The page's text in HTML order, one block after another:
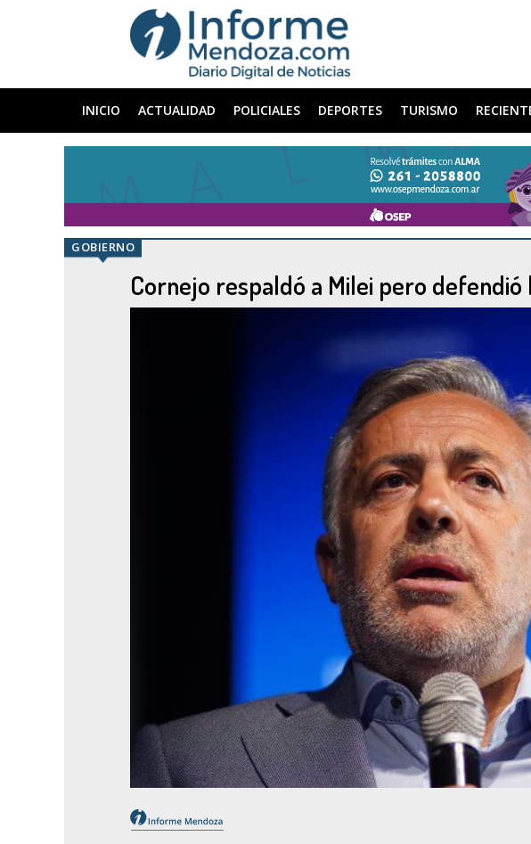
INICIO ACTUALIDAD POLICIALES DEPORTES TURISMO
GOBIERNO
Cornejo respaldó a Milei pero defendió